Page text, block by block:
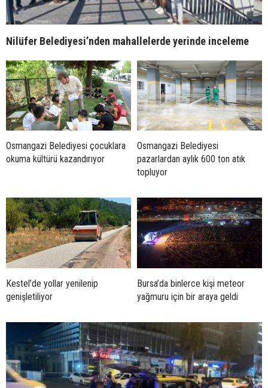
Nilüfer Belediyesi’nden mahallelerde yerinde inceleme
Osmangazi Belediyesi çocuklara
okuma kültürü kazandırıyor
Osmangazi Belediyesi
pazarlardan aylık 600 ton atık
topluyor
Kestel’de yollar yenilenip
genişletiliyor
Bursa’da binlerce kişi meteor
yağmuru için bir araya geldi